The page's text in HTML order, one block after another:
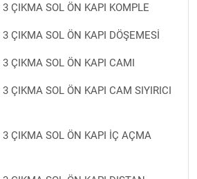
ÇIKMA SOL ÖN KAPI KOMPLE
ÇIKMA SOL ÖN KAPI DÖŞEMESİ
ÇIKMA SOL ÖN KAPI CAMI
ÇIKMA SOL ÖN KAPI CAM SIYIRICI
3 ÇIKMA SOL ÖN KAPI İÇ AÇMA